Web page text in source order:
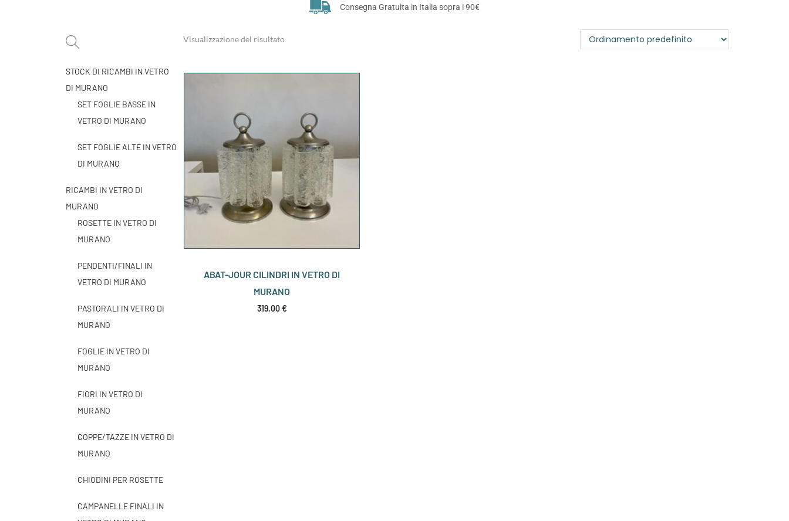
Consegna Gratuita in Italia sopra i 90€
STOCK DI RICAMBI IN VETRO
DI MURANO
SET FOGLIE BASSE IN
VETRO DI MURANO
SET FOGLIE ALTE IN VETRO
DI MURANO
RICAMBI IN VETRO DI
MURANO
ROSETTE IN VETRO DI
MURANO
PENDENTI/FINALI IN
VETRO DI MURANO
PASTORALI IN VETRO DI
MURANO
FOGLIE IN VETRO DI
MURANO
FIORI IN VETRO DI
MURANO
COPPE/TAZZE IN VETRO DI
MURANO
CHIODINI PER ROSETTE
CAMPANELLE FINALI IN
Visualizzazione del risultato
ABAT-JOUR CILINDRI IN VETRO DI
MURANO
319,00€